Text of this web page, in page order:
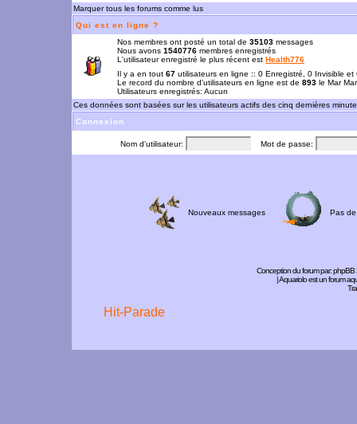
Marquer tous les forums comme lus
Qui est en ligne ?
Nos membres ont posté un total de 35103 messages
Nous avons 1540776 membres enregistrés
L'utilisateur enregistré le plus récent est Health776
Il y a en tout 67 utilisateurs en ligne :: 0 Enregistré, 0 Invisible
Le record du nombre d'utilisateurs en ligne est de 893 le Mar
Utilisateurs enregistrés: Aucun
Ces données sont basées sur les utilisateurs actifs des cinq dernières
Connexion
Nom d'utilisateur: Mot de passe:
Nouveaux messages Pas
Conception du forum par:phpBB
| Aquariolo est un forum